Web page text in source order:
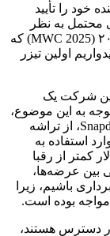
خود را تأیید
فزاینده‌ای محتمل به نظر
می‌رسد. شاید آن را در کنگره جهانی موبایل ۲۰۲۵ (MWC 2025) که
اولین تیزر
شرکت یک
به این موضوع،
پرچمدار آینده ممکن است به جای Snapdragon 8 Elite، از تراشه
استفاده به
کمتر از رقبا
بین عرضه‌ها،
باشیم، زیرا
بوده است.
دسترس هستند،